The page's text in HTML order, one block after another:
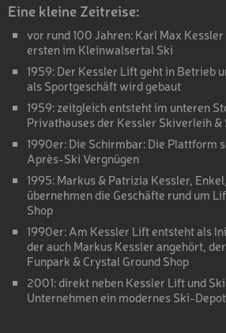
Eine kleine Zeitreise:
vor rund 100 Jahren: Karl Max
ersten im Kleinwalsertal Ski
1959: Der Kessler Lift geht in Betrieb
als Sportgeschäft wird gebaut
1959: zeitgleich entsteht im unteren
Privathauses der Kessler Skiverleih &
1990er: Die Schirmbar: Die Plattform
Après-Ski Vergnügen
1995: Markus & Patrizia Kessler,
übernehmen die Geschäfte rund um
Shop
1990er: Am Kessler Lift entsteht als
der auch Markus Kessler angehört,
Funpark & Crystal Ground Shop
2001: direkt neben Kessler Lift und
Unternehmen ein modernes Ski-Depot